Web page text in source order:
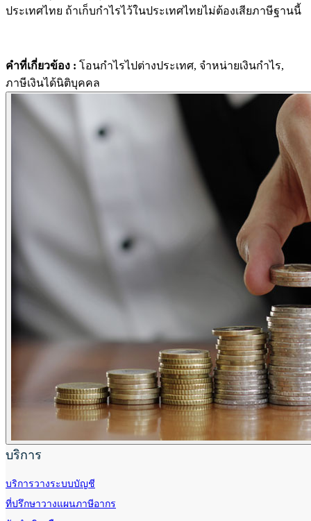
ประเทศไทย ถ้าเก็บกำไรไว้ในประเทศไทยไม่ต้องเสียภาษีฐานนี้
คำที่เกี่ยวข้อง : โอนกำไรไปต่างประเทศ, จำหน่ายเงินกำไร,
ภาษีเงินได้นิติบุคคล
บริการ
บริการวางระบบบัญชี
ที่ปรึกษาวางแผนภาษีอากร